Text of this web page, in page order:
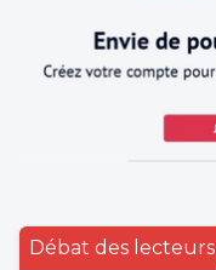
Débat des lecteurs